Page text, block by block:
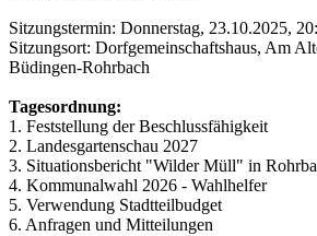
Sitzungstermin: Donnerstag, 23.10.2025,
Sitzungsort: Dorfgemeinschaftshaus, Am
Büdingen-Rohrbach
Tagesordnung:
1. Feststellung der Beschlussfähigkeit
2. Landesgartenschau 2027
3. Situationsbericht "Wilder Müll" in
4. Kommunalwahl 2026 - Wahlhelfer
5. Verwendung Stadtteilbudget
6. Anfragen und Mitteilungen